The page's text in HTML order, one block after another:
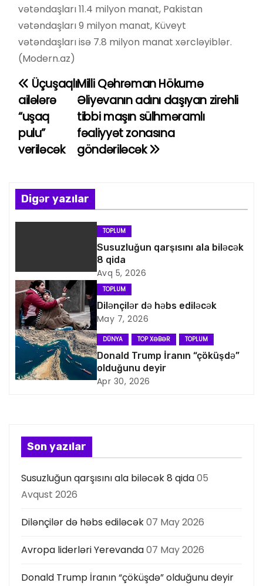
vətəndaşları 11.4 milyon manat, Pakistan
vətəndaşları 9 milyon manat, Küveyt
vətəndaşları isə 7.8 milyon manat xərcləyiblər.
(Modern.az)
Y
a
z
n
a
q
a
s
y
s
ı
Milli Qəhrəman Hökumə
Əliyevanın adını daşıyan zirehli
tibbi maşın sülhməramlı
fəaliyyət zonasına
göndəriləcək
Üçuşaqlı
ailələrə
“uşaq
pulu”
veriləcək
Digər yazılar
TOPLUM
Susuzluğun qarşısını ala biləcək
8 qida
Avq 5, 2026
TOPLUM
Dilənçilər də həbs ediləcək
May 7, 2026
DÜNYA TOP XƏBƏR TOPLUM
Donald Trump İranın “çöküşdə”
olduğunu deyir
Apr 30, 2026
Son yazılar
Susuzluğun qarşısını ala biləcək 8 qida05
Avqust 2026
Dilənçilər də həbs ediləcək07 May 2026
Avropa liderləri Yerevanda07 May 2026
Donald Trump İranın “çöküşdə” olduğunu deyir